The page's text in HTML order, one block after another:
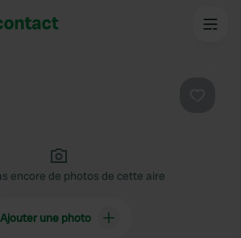
encore de photos de cette aire
Ajouter une photo